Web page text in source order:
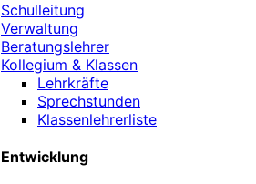
Schulleitung
Verwaltung
Beratungslehrer
Kollegium & Klassen
Lehrkräfte
Sprechstunden
Klassenlehrerliste
Entwicklung